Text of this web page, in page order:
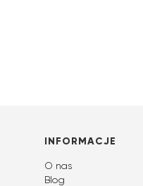
Linki w stopce
INFORMACJE
O nas
Blog